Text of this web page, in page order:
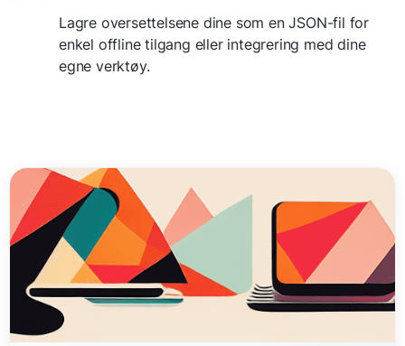
Lagre oversettelsene dine som en JSON-fil for
enkel offline tilgang eller integrering med dine
egne verktøy.